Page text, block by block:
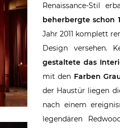
Renaissance-Stil
beherbergte schon
Jahr 2011 komplett
Design versehen.
gestaltete das
mit den Farben
der Haustür liegen
nach einem
legendären